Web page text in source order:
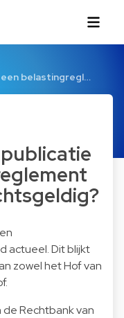
belastingregl…
actueel. Dit blijkt
zowel het Hof van
de Rechtbank van